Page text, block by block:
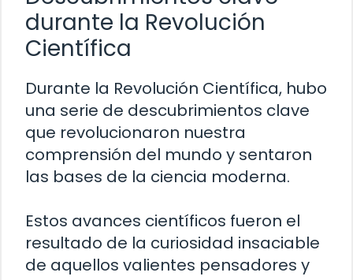
durante la Revolución
Científica
Durante la Revolución Científica, hubo
una serie de descubrimientos clave
que revolucionaron nuestra
comprensión del mundo y sentaron
las bases de la ciencia moderna.
Estos avances científicos fueron el
resultado de la curiosidad insaciable
de aquellos valientes pensadores y